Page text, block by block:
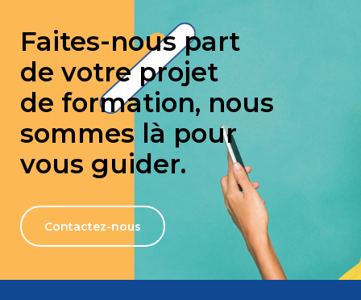
Faites-nous part
de votre projet
de formation, nous
sommes là pour
vous guider.
Contactez-nous